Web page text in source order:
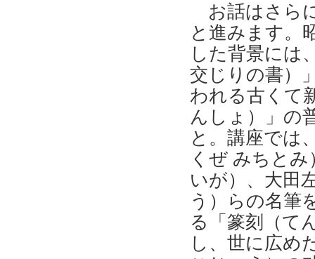
お話はさら
と進みます。
した背景には
交じりの書）
われる古くて
んしょ）」の
と。講座では
くぜ みちと
いが）、大田
う）らの名筆
る「篆刻（て
し、世に広め